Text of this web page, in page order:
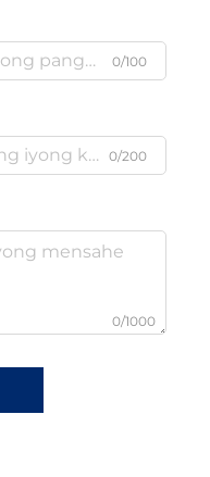
0/100
0/200
0/1000